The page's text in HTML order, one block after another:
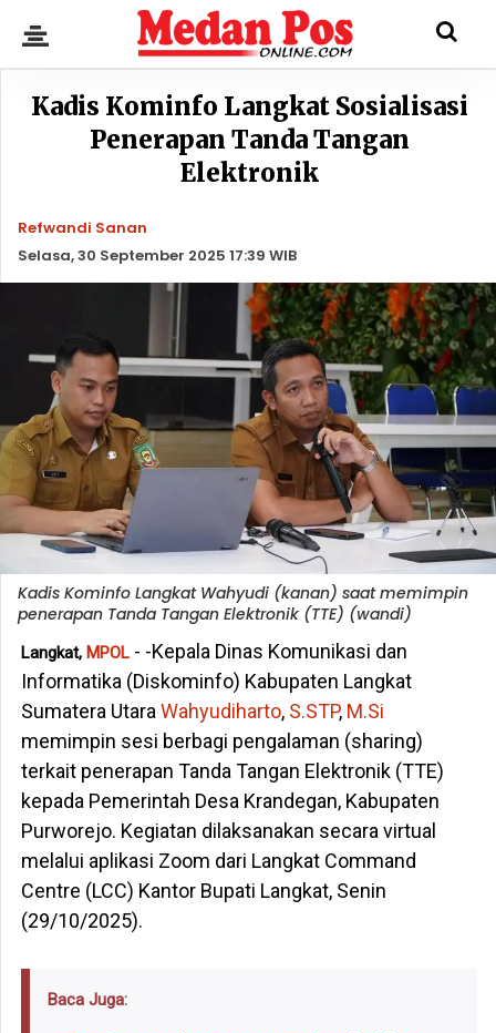
Kadis Kominfo Langkat Sosialisasi
Penerapan Tanda Tangan
Elektronik
Refwandi Sanan
Selasa, 30 September 2025 17:39 WIB
Kadis Kominfo Langkat Wahyudi (kanan) saat memimpin
penerapan Tanda Tangan Elektronik (TTE) (wandi)
Langkat, MPOL- -Kepala Dinas Komunikasi dan
Informatika (Diskominfo) Kabupaten Langkat
Sumatera UtaraWahyudiharto,S.STP,M.Si
memimpin sesi berbagi pengalaman (sharing)
terkait penerapan Tanda Tangan Elektronik (TTE)
kepada Pemerintah Desa Krandegan, Kabupaten
Purworejo. Kegiatan dilaksanakan secara virtual
melalui aplikasi Zoom dari Langkat Command
Centre (LCC) Kantor Bupati Langkat, Senin
(29/10/2025).
Baca Juga: